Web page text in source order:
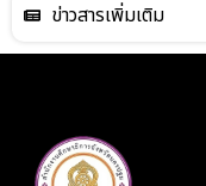
ข่าวสารเพิ่มเติม